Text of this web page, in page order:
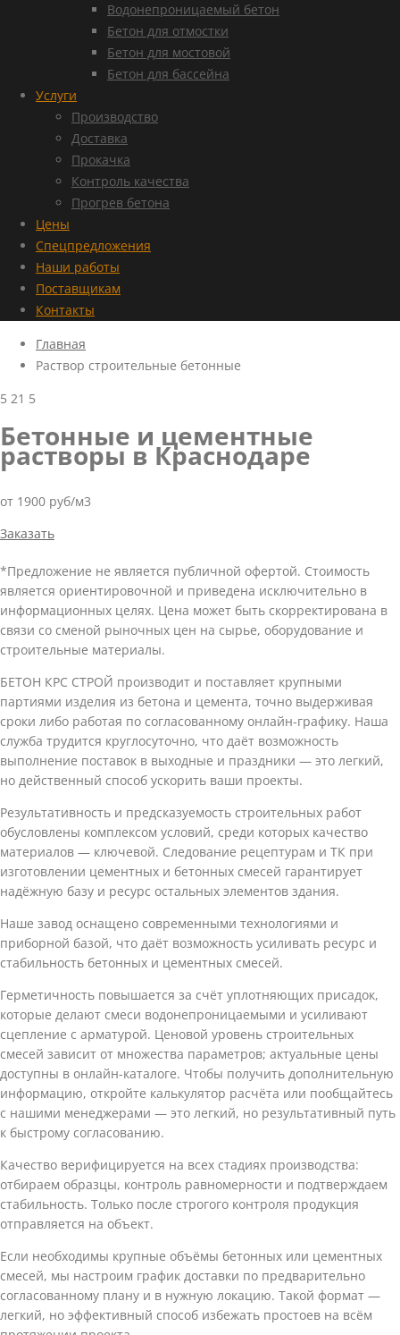
Водонепроницаемый бетон
Бетон для отмостки
Бетон для мостовой
Бетон для бассейна
Услуги
Производство
Доставка
Прокачка
Контроль качества
Прогрев бетона
Цены
Спецпредложения
Наши работы
Поставщикам
Контакты
Главная
Раствор строительные бетонные
5 21 5
Бетонные и цементные
растворы в Краснодаре
от 1900 руб/м3
Заказать
*Предложение не является публичной офертой. Стоимость
является ориентировочной и приведена исключительно в
информационных целях. Цена может быть скорректирована в
связи со сменой рыночных цен на сырье, оборудование и
строительные материалы.
БЕТОН КРС СТРОЙ производит и поставляет крупными
партиями изделия из бетона и цемента, точно выдерживая
сроки либо работая по согласованному онлайн-графику. Наша
служба трудится круглосуточно, что даёт возможность
выполнение поставок в выходные и праздники — это легкий,
но действенный способ ускорить ваши проекты.
Результативность и предсказуемость строительных работ
обусловлены комплексом условий, среди которых качество
материалов — ключевой. Следование рецептурам и ТК при
изготовлении цементных и бетонных смесей гарантирует
надёжную базу и ресурс остальных элементов здания.
Наше завод оснащено современными технологиями и
приборной базой, что даёт возможность усиливать ресурс и
стабильность бетонных и цементных смесей.
Герметичность повышается за счёт уплотняющих присадок,
которые делают смеси водонепроницаемыми и усиливают
сцепление с арматурой. Ценовой уровень строительных
смесей зависит от множества параметров; актуальные цены
доступны в онлайн-каталоге. Чтобы получить дополнительную
информацию, откройте калькулятор расчёта или пообщайтесь
с нашими менеджерами — это легкий, но результативный путь
к быстрому согласованию.
Качество верифицируется на всех стадиях производства:
отбираем образцы, контроль равномерности и подтверждаем
стабильность. Только после строгого контроля продукция
отправляется на объект.
Если необходимы крупные объёмы бетонных или цементных
смесей, мы настроим график доставки по предварительно
согласованному плану и в нужную локацию. Такой формат —
легкий, но эффективный способ избежать простоев на всём